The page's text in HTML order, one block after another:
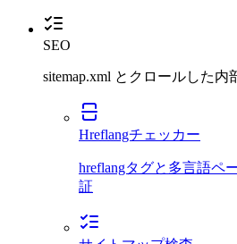
SEO
sitemap.xml とクロールした内
Hreflangチェッカー
hreflangタグと多言語ペ
証